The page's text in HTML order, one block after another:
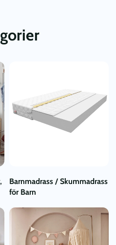
Barnmadrass / Skummadrass
för Barn